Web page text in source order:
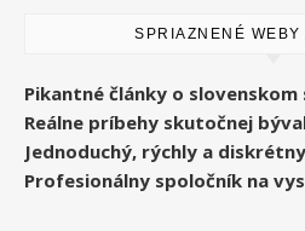
SPRIAZNENÉ WEBY
Pikantné články o slovenskom
Reálne príbehy skutočnej
Jednoduchý, rýchly a
Profesionálny spoločník na